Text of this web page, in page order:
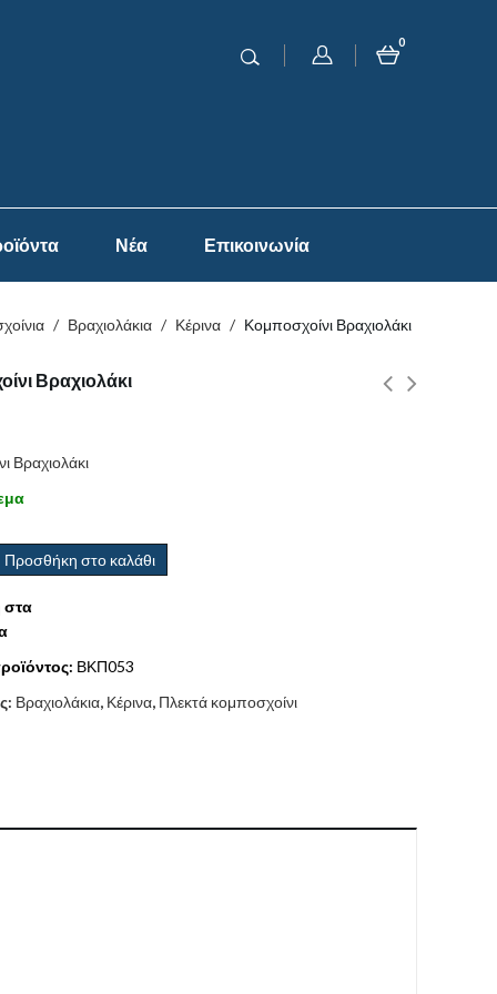
0
Νέα Επικοινωνία
/ Βραχιολάκια / Κέρινα / Κομποσχοίνι Βραχιολάκι
Βραχιολάκι
Βραχιολάκι
Προσθήκη στο καλάθι
στα
ΒΚΠ053
Βραχιολάκια, Κέρινα, Πλεκτά κομποσχοίνι